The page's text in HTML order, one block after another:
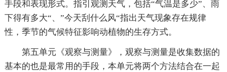
手段和表现形式。指引观测天气，包括“气温是多少”、雨
下得有多大“、”今天刮什么风“指出天气现象存在规律
性，季节的气候特征影响动植物的生存方式。
第五单元《观察与测量》，观察与测量是收集数据的
基本的也是最常用的手段，本单元将两个方法结合在一起